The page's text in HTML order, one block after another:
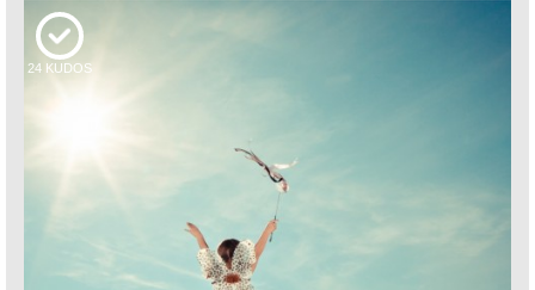
24 KUDOS